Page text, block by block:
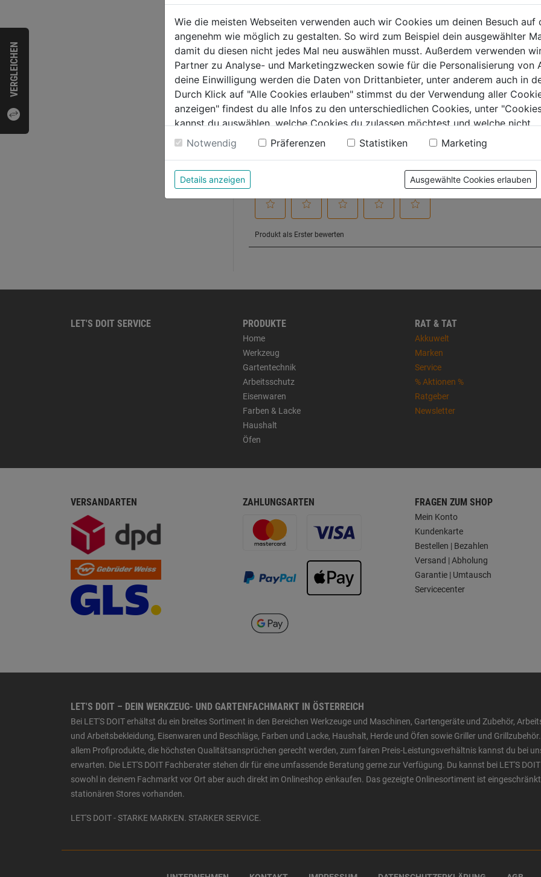
VERGLEICHEN
Sternen.
3,89€
Sternen.
3,99€
Sternen.
4,49€
Bewertung
LET'S DOIT SERVICE PRODUKTE
Home
Werkzeug
Gartentechnik
Arbeitsschutz
Eisenwaren
Farben & Lacke
Haushalt
Öfen
RAT & TAT
Akkuwelt
Marken
Service
% Aktionen %
Ratgeber
Newsletter
VERSANDARTEN ZAHLUNGSARTEN FRAGEN ZUM SHOP
Mein Konto
Kundenkarte
Bestellen | Bezahlen
Versand | Abholung
Garantie | Umtausch
Servicecenter
LET'S DOIT – DEIN WERKZEUG- UND GARTENFACHMARKT IN ÖSTERREICH
Bei LET'S DOIT erhältst du ein breites Sortiment in den Bereichen Werkzeuge und Maschinen, Gartengeräte und Zubehör,
und Arbeitsbekleidung, Eisenwaren und Beschläge, Farben und Lacke, Haushalt, Herde und Öfen sowie Griller und
allem Profiprodukte, die höchsten Qualitätsansprüchen gerecht werden, zum fairen Preis-Leistungsverhältnis kannst du bei
erwarten. Die LET'S DOIT Fachberater stehen dir für eine umfassende Beratung gerne zur Verfügung. Du kannst bei LET'S DOIT
sowohl in deinem Fachmarkt vor Ort aber auch direkt im Onlineshop einkaufen. Das gezeigte Onlinesortiment ist
stationären Stores vorhanden.
LET'S DOIT - STARKE MARKEN. STARKER SERVICE.
Wie die meisten Webseiten verwenden auch wir Cookies um deinen Besuch auf
angenehm wie möglich zu gestalten. So wird zum Beispiel dein ausgewählter
damit du diesen nicht jedes Mal neu auswählen musst. Außerdem verwenden
Partner zu Analyse- und Marketingzwecken sowie für die Personalisierung von
deine Einwilligung werden die Daten von Drittanbieter, unter anderem auch in
Durch Klick auf "Alle Cookies erlauben" stimmst du der Verwendung aller
anzeigen" findest du alle Infos zu den unterschiedlichen Cookies, unter
kannst du auswählen, welche Cookies du zulassen möchtest und welche nicht.
Weitere Informationen findest du in unserer Datenschutzerklärung
Notwendig Präferenzen Statistiken Marketing
Details anzeigen Ausgewählte Cookies erlauben